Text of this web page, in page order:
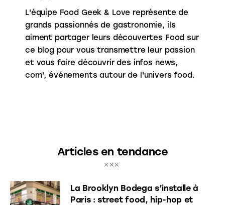
L'équipe Food Geek & Love représente de
grands passionnés de gastronomie, ils
aiment partager leurs découvertes Food sur
ce blog pour vous transmettre leur passion
et vous faire découvrir des infos news,
com', événements autour de l'univers food.
Articles en tendance
La Brooklyn Bodega s’installe à
Paris : street food, hip-hop et